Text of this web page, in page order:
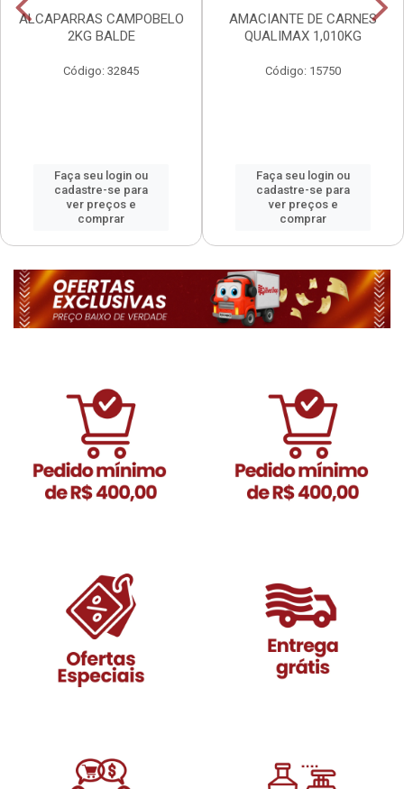
ALCAPARRAS CAMPOBELO
2KG BALDE
Código: 32845
Faça seu login ou
cadastre-se para
ver preços e
comprar
AMACIANTE DE CARNES
QUALIMAX 1,010KG
Código: 15750
Faça seu login ou
cadastre-se para
ver preços e
comprar